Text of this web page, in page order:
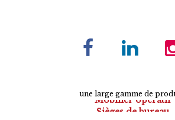
une large gamme de
Sièges de bureau